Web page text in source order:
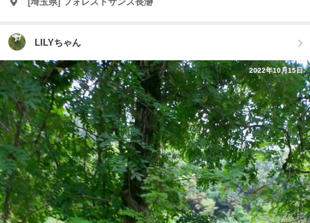
LILYちゃん
2022年10月15日